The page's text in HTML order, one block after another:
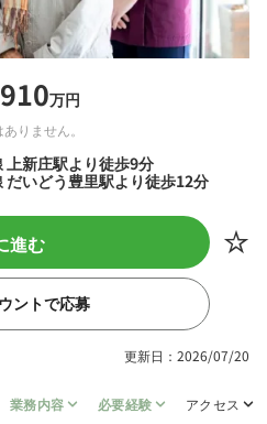
910万円
りません。
上新庄駅より徒歩9分
だいどう豊里駅より徒歩12分
進む
ントで応募
更新日：2026/07/20
業務内容 必要経験 アクセス